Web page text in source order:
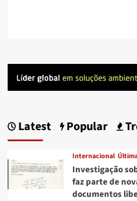
Latest Popular
Internacional
Investigação
faz parte de
documentos